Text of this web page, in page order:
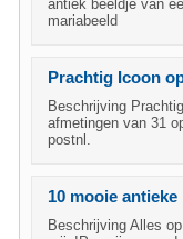
antiek beeldje van
mariabeeld
Prachtig Icoon
Beschrijving
afmetingen van 31
postnl.
10 mooie
Beschrijving Alles